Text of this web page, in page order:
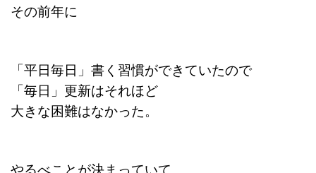
その前年に
「平日毎日」書く習慣ができていたので
「毎日」更新はそれほど
大きな困難はなかった。
やるべことが決まっていて